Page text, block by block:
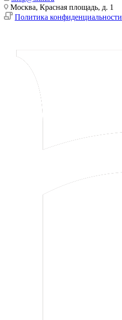
Москва, Красная площадь, д. 1
Политика конфиденциальности